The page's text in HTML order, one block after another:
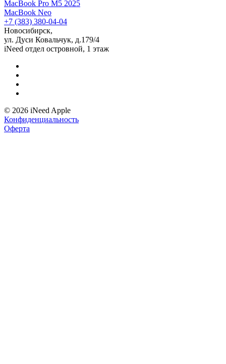
MacBook Pro M5 2025
MacBook Neo
+7 (383) 380-04-04
Новосибирск,
ул. Дуси Ковальчук, д.179/4
iNeed отдел островной, 1 этаж
© 2026 iNeed Apple
Конфиденциальность
Оферта